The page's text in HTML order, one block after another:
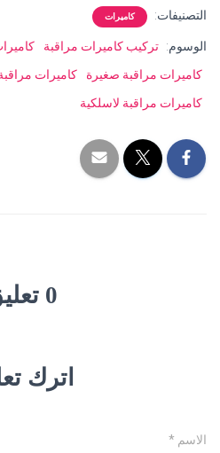
التصنيفات: كاميرات
الوسوم: تركيب كاميرات مراقبة
كاميرات مراقبة صغيرة
كاميرات
كاميرات مراقبة لاسلكية
0 تعليق
اترك
الاسم *